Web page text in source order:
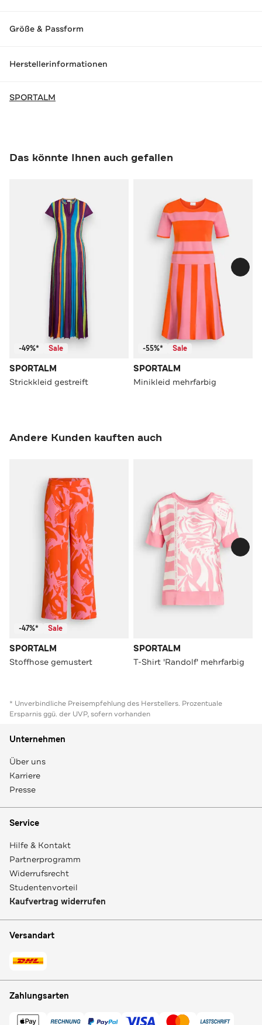
Größe & Passform
Herstellerinformationen
SPORTALM
Das könnte Ihnen auch gefallen
-49%* Sale
SPORTALM
Strickkleid gestreift
-55%* Sale
SPORTALM
Minikleid mehrfarbig
Andere Kunden kauften auch
-47%* Sale
SPORTALM
Stoffhose gemustert
SPORTALM
T-Shirt 'Randolf' mehrfarbig
* Unverbindliche Preisempfehlung des Herstellers. Prozentuale
Ersparnis ggü. der UVP, sofern vorhanden
Unternehmen
Über uns
Karriere
Presse
Service
Hilfe & Kontakt
Partnerprogramm
Widerrufsrecht
Studentenvorteil
Kaufvertrag widerrufen
Versandart
Zahlungsarten